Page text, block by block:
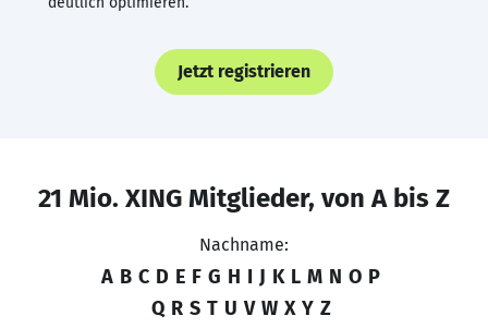
Jetzt registrieren
21 Mio. XING Mitglieder, von A bis Z
Nachname:
A B C D E F G H I J K L M N O P
Q R S T U V W X Y Z